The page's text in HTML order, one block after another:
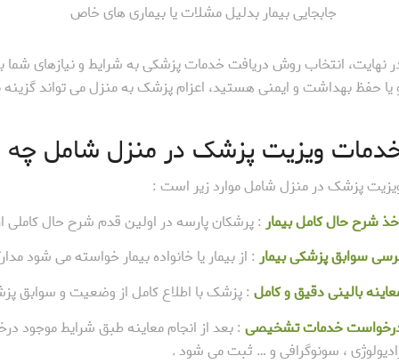
جابجایی بیمار بدلیل مشلات یا بیماری های خاص
نهایت، انتخاب روش دریافت خدمات پزشکی به شرایط و نیازهای شما
یا حفظ بهداشت و ایمنی هستید، اعزام پزشک به منزل می تواند
ویزیت پزشک در منزل شامل چه
پزشک در منزل شامل موارد زیر است :
شرح حال کامل بیمار: پرشکان پارسه در اولین قدم شرح حال کاملی
سوابق پزشکی بیمار: از بیمار یا خانواده بیمار خواسته می شود
بالینی دقیق و کامل: پزشک با اطلاع کامل از وضعیت و سوابق
خدمات تشخیصی: بعد از انجام معاینه طبق شرایط
، سونوگرافی و … ثبت می شود .